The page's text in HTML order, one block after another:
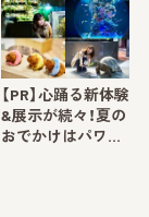
【PR】心踊る新体験
&展示が続々！夏の
おでかけはパワ…